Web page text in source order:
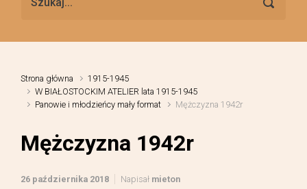
Strona główna
1915-1945
W BIAŁOSTOCKIM ATELIER lata 1915-1945
Panowie i młodzieńcy mały format
Mężczyzna 1942r
Mężczyzna 1942r
26 października 2018 Napisał mieton